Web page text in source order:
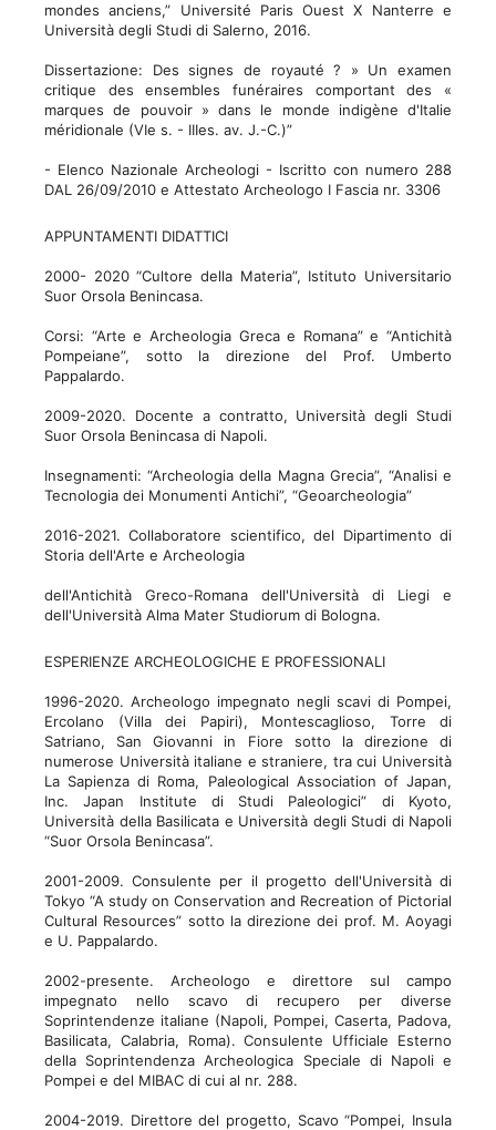
mondes anciens,” Université Paris Ouest X Nanterre e
Università degli Studi di Salerno, 2016.
Dissertazione: Des signes de royauté ? » Un examen
critique des ensembles funéraires comportant des «
marques de pouvoir » dans le monde indigène d'Italie
méridionale (VIe s. - IIIes. av. J.-C.)”
- Elenco Nazionale Archeologi - Iscritto con numero 288
DAL 26/09/2010 e Attestato Archeologo I Fascia nr. 3306
APPUNTAMENTI DIDATTICI
2000- 2020 “Cultore della Materia”, Istituto Universitario
Suor Orsola Benincasa.
Corsi: “Arte e Archeologia Greca e Romana” e “Antichità
Pompeiane”, sotto la direzione del Prof. Umberto
Pappalardo.
2009-2020. Docente a contratto, Università degli Studi
Suor Orsola Benincasa di Napoli.
Insegnamenti: “Archeologia della Magna Grecia”, “Analisi e
Tecnologia dei Monumenti Antichi”, “Geoarcheologia”
2016-2021. Collaboratore scientifico, del Dipartimento di
Storia dell'Arte e Archeologia
dell'Antichità Greco-Romana dell'Università di Liegi e
dell'Università Alma Mater Studiorum di Bologna.
ESPERIENZE ARCHEOLOGICHE E PROFESSIONALI
1996-2020. Archeologo impegnato negli scavi di Pompei,
Ercolano (Villa dei Papiri), Montescaglioso, Torre di
Satriano, San Giovanni in Fiore sotto la direzione di
numerose Università italiane e straniere, tra cui Università
La Sapienza di Roma, Paleological Association of Japan,
Inc. Japan Institute di Studi Paleologici” di Kyoto,
Università della Basilicata e Università degli Studi di Napoli
“Suor Orsola Benincasa”.
2001-2009. Consulente per il progetto dell'Università di
Tokyo “A study on Conservation and Recreation of Pictorial
Cultural Resources” sotto la direzione dei prof. M. Aoyagi
e U. Pappalardo.
2002-presente. Archeologo e direttore sul campo
impegnato nello scavo di recupero per diverse
Soprintendenze italiane (Napoli, Pompei, Caserta, Padova,
Basilicata, Calabria, Roma). Consulente Ufficiale Esterno
della Soprintendenza Archeologica Speciale di Napoli e
Pompei e del MIBAC di cui al nr. 288.
2004-2019. Direttore del progetto, Scavo “Pompei, Insula